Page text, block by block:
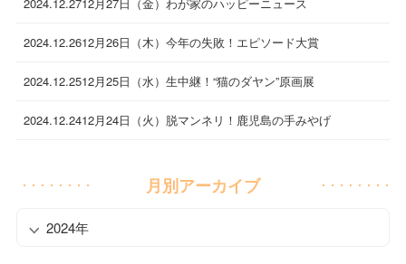
2024.12.2612月26日（木）今年の失敗！エピソード大賞
2024.12.2512月25日（水）生中継！“猫のダヤン”原画展
2024.12.2412月24日（火）脱マンネリ！鹿児島の手みやげ
月別アーカイブ
2024年